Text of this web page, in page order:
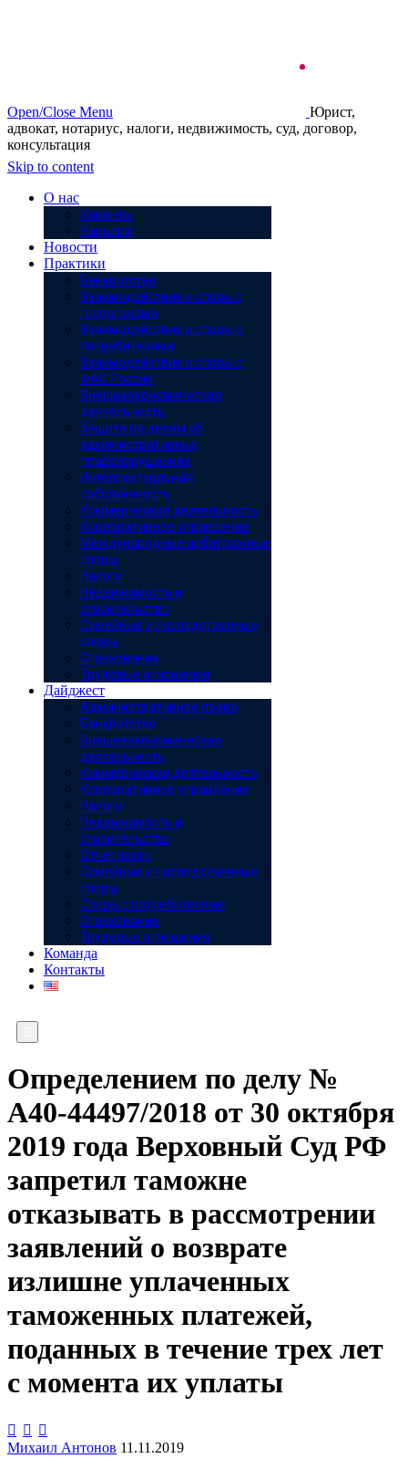
Open/Close Menu
Юрист,
адвокат, нотариус, налоги, недвижимость, суд, договор,
консультация
Skip to content
О нас
Клиенты
Карьера
Новости
Практики
Банкротство
Взаимодействие и споры с
госорганами
Взаимодействие и споры с
потребителями
Взаимодействие и споры с
ФАС России
Внешнеэкономическая
деятельность
Защита по делам об
административных
правонарушениях
Интеллектуальная
собственность
Коммерческая деятельность
Корпоративное управление
Международные арбитражные
споры
Налоги
Недвижимость и
строительство
Семейные и наследственные
споры
Страхование
Трудовые отношения
Дайджест
Административное право
Банкротство
Внешнеэкономическая
деятельность
Коммерческая деятельность
Корпоративное управление
Налоги
Недвижимость и
строительство
Отчётность
Семейные и наследственные
споры
Споры с потребителями
Страхование
Трудовые отношения
Команда
Контакты
Определением по делу №
А40-44497/2018 от 30 октября
2019 года Верховный Суд РФ
запретил таможне
отказывать в рассмотрении
заявлений о возврате
излишне уплаченных
таможенных платежей,
поданных в течение трех лет
с момента их уплаты
 

Михаил Антонов 11.11.2019